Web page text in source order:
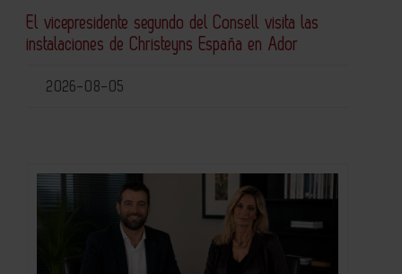
El vicepresidente segundo del Consell visita las
instalaciones de Christeyns España en Ador
2026-08-05